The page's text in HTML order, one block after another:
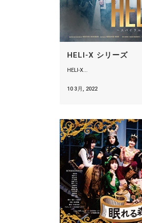
HELI-X シリーズ
HELI-X...
10 3月, 2022